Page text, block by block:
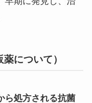
について）
ら処方される抗菌